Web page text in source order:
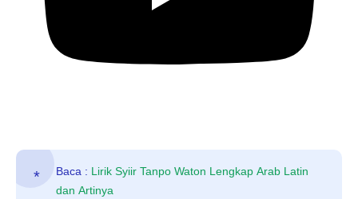
Baca : Lirik Syiir Tanpo Waton Lengkap Arab Latin
dan Artinya